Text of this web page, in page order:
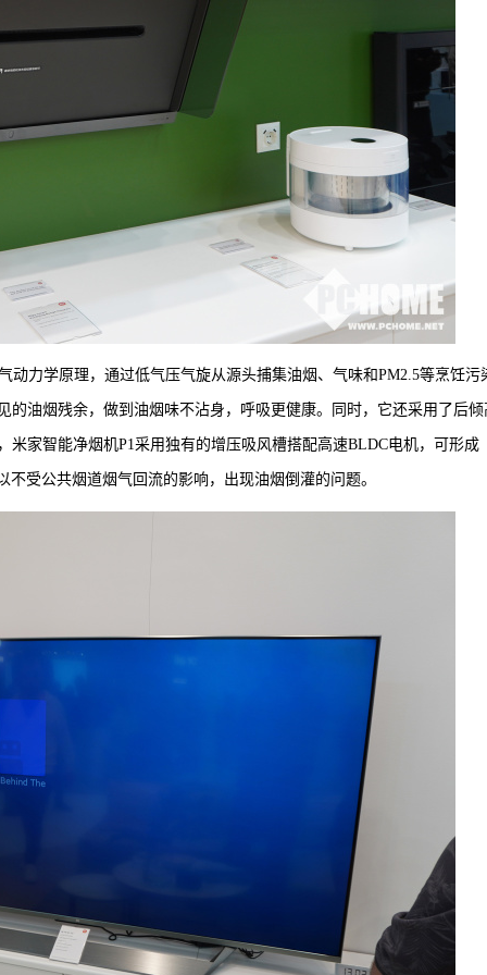
动力学原理，通过低气压气旋从源头捕集油烟、气味和PM2.5等烹饪污
油烟残余，做到油烟味不沾身，呼吸更健康。同时，它还采用了后倾
家智能净烟机P1采用独有的增压吸风槽搭配高速BLDC电机，可形成
不受公共烟道烟气回流的影响，出现油烟倒灌的问题。